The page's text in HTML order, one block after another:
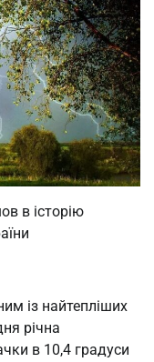
в історію
із найтепліших
річна
в 10,4 градуси